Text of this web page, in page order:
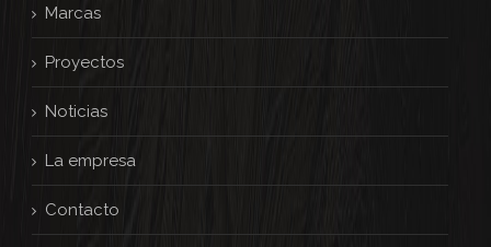
Marcas
Proyectos
Noticias
La empresa
Contacto